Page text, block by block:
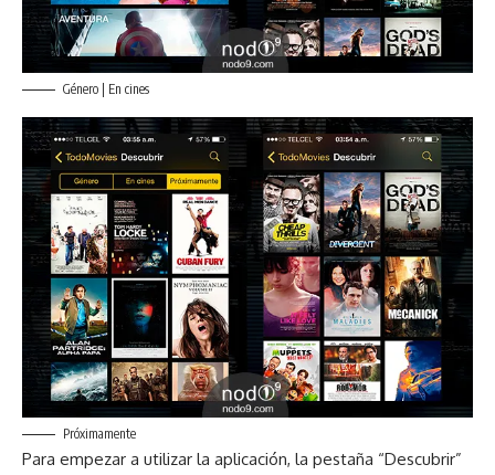
Género | En cines
Próximamente
Para empezar a utilizar la aplicación, la pestaña “Descubrir”